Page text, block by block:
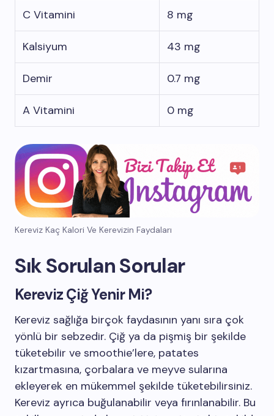
C Vitamini 8 mg
Kalsiyum 43 mg
Demir 0.7 mg
A Vitamini 0 mg
Kereviz Kaç Kalori Ve Kerevizin Faydaları
Sık Sorulan Sorular
Kereviz Çiğ Yenir Mi?
Kereviz sağlığa birçok faydasının yanı sıra çok
yönlü bir sebzedir. Çiğ ya da pişmiş bir şekilde
tüketebilir ve smoothie’lere, patates
kızartmasına, çorbalara ve meyve sularına
ekleyerek en mükemmel şekilde tüketebilirsiniz.
Kereviz ayrıca buğulanabilir veya fırınlanabilir. Bu